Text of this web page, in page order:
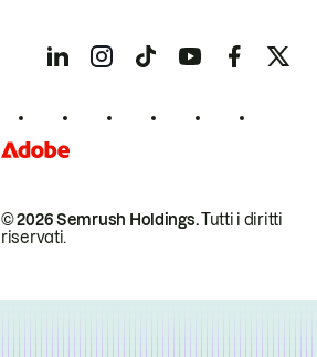
© 2026 Semrush Holdings.Tutti i diritti
riservati.